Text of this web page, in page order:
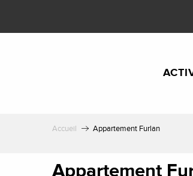
contenu
Accueil Appartement Furlan
Appartement